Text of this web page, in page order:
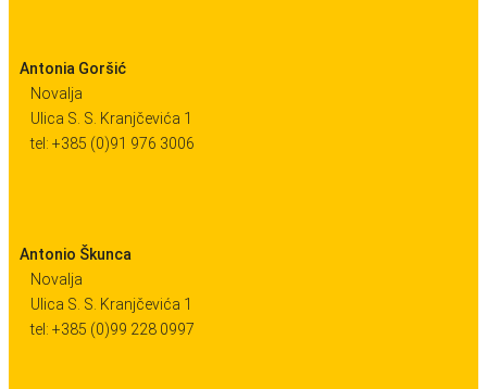
Antonia Goršić
Novalja
Ulica S. S. Kranjčevića 1
tel: +385 (0)91 976 3006
Antonio Škunca
Novalja
Ulica S. S. Kranjčevića 1
tel: +385 (0)99 228 0997